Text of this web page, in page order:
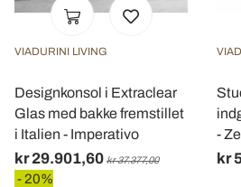
VIADURINI LIVING
Designkonsol i Extraclear
Glas med bakke fremstillet
i Italien - Imperativo
kr 29.901,60 kr 37.377,00
- 20%
-
kr